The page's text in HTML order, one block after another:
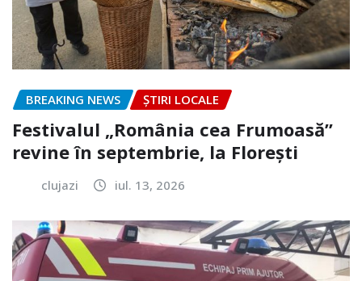
BREAKING NEWS ȘTIRI LOCALE
Festivalul „România cea Frumoasă”
revine în septembrie, la Florești
clujazi iul. 13, 2026